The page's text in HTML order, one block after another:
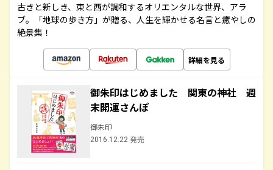
古きと新しき、東と西が調和するオリエンタルな世界、アラ
ブ。「地球の歩き方」が贈る、人生を輝かせる名言と癒やしの
絶景集！
詳細を見る
御朱印はじめました 関東の神社 週
末開運さんぽ
御朱印
2016.12.22 発売